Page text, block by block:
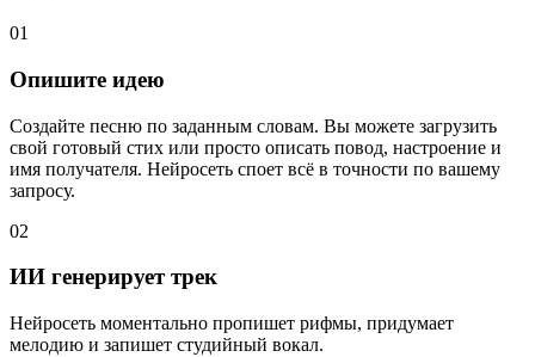
01
Опишите идею
Создайте песню по заданным словам. Вы можете загрузить
свой готовый стих или просто описать повод, настроение и
имя получателя. Нейросеть споет всё в точности по вашему
запросу.
02
ИИ генерирует трек
Нейросеть моментально пропишет рифмы, придумает
мелодию и запишет студийный вокал.